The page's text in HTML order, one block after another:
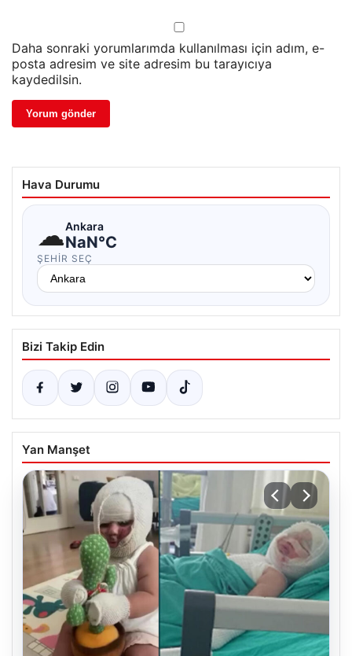
Daha sonraki yorumlarımda kullanılması için adım, e-
posta adresim ve site adresim bu tarayıcıya
kaydedilsin.
Hava Durumu
☁Ankara
NaN°C
ŞEHIR SEÇ
Bizi Takip Edin
Yan Manşet